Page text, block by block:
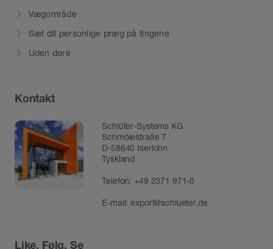
Vægområde
Sæt dit personlige præg på tingene
Uden døre
Kontakt
Schlüter-Systems KG
Schmölestraße 7
D-58640 Iserlohn
Tyskland
Telefon:+49 2371 971-0
E-mail:export@schlueter.de
Like, Følg, Se